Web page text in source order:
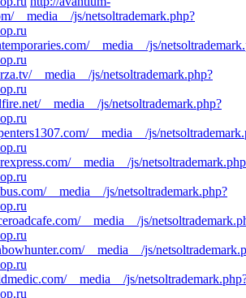
__media__/js/netsoltrademark.php?
__media__/js/
__media__/js/netsoltrademark.php?
__media__/js/netsoltrademark.php?
__media__/js/
__media__/js/
__media__/js/netsoltrademark.php?
__media__/js/
__media__/js/
__media__/js/